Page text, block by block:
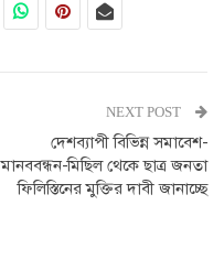
NEXT POST
দেশব্যাপী বিভিন্ন সমাবেশ-
মানববন্ধন-মিছিল থেকে ছাত্র জনতা
ফিলিস্তিনের মুক্তির দাবী জানাচ্ছে